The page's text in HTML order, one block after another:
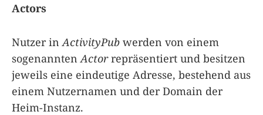
Actors
Nutzer in ActivityPub werden von einem
sogenannten Actorrepräsentiert und besitzen
jeweils eine eindeutige Adresse, bestehend aus
einem Nutzernamen und der Domain der
Heim-Instanz.